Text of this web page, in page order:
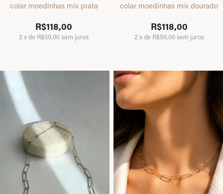
colar moedinhas mix prata
R$118,00
2 xde R$59,00sem juros
colar moedinhas mix dourado
R$118,00
2 xde R$59,00sem juros